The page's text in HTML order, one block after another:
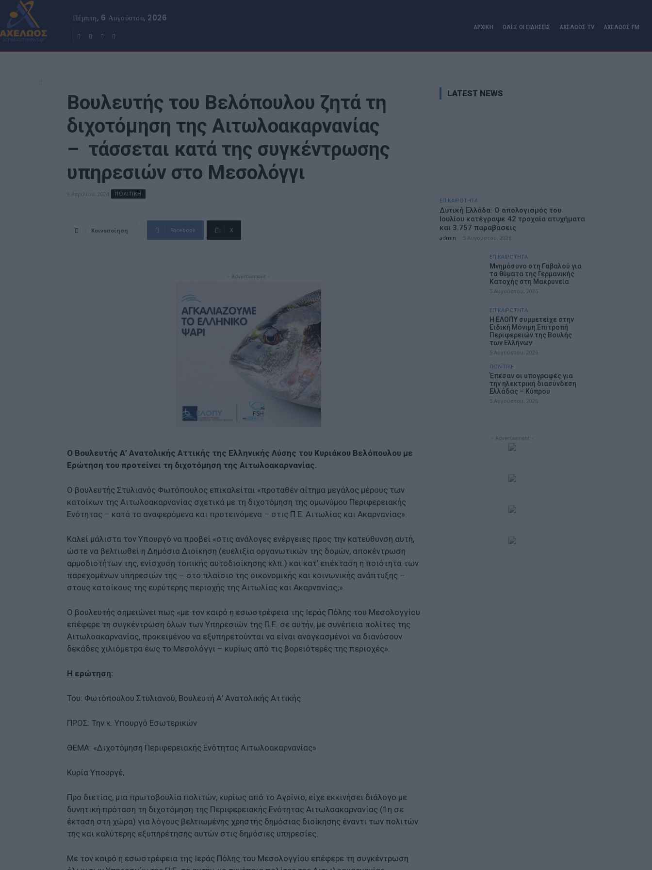
Πέμπτη, 6 Αυγούστου, 2026
ΑΡΧΙΚΗ ΟΛΕΣ ΟΙ ΕΙΔΗΣΕΙΣ ΑΧΕΛΩΟΣ TV ΑΧΕΛΩΟΣ FM
Βουλευτής του Βελόπουλου ζητά τη
διχοτόμηση της Αιτωλοακαρνανίας
– τάσσεται κατά της συγκέντρωσης
υπηρεσιών στο Μεσολόγγι
9 Απριλίου, 2024 ΠΟΛΙΤΙΚΗ
Κοινοποίηση Facebook X
- Advertisement -
O Βουλευτής Α’ Ανατολικής Αττικής της Ελληνικής Λύσης του Κυριάκου Βελόπουλου με
Ερώτηση του προτείνει τη διχοτόμηση της Αιτωλοακαρνανίας.
Ο βουλευτής Στυλιανός Φωτόπουλος επικαλείται «προταθέν αίτημα μεγάλος μέρους των
κατοίκων της Αιτωλοακαρνανίας σχετικά με τη διχοτόμηση της ομωνύμου Περιφερειακής
Ενότητας – κατά τα αναφερόμενα και προτεινόμενα – στις Π.Ε. Αιτωλίας και Ακαρνανίας».
Καλεί μάλιστα τον Υπουργό να προβεί «στις ανάλογες ενέργειες προς την κατεύθυνση αυτή,
ώστε να βελτιωθεί η Δημόσια Διοίκηση (ευελιξία οργανωτικών της δομών, αποκέντρωση
αρμοδιοτήτων της, ενίσχυση τοπικής αυτοδιοίκησης κλπ.) και κατ’ επέκταση η ποιότητα των
παρεχομένων υπηρεσιών της – στο πλαίσιο της οικονομικής και κοινωνικής ανάπτυξης –
στους κατοίκους της ευρύτερης περιοχής της Αιτωλίας και Ακαρνανίας;».
Ο βουλευτής σημειώνει πως «με τον καιρό η εσωστρέφεια της Ιεράς Πόλης του Μεσολογγίου
επέφερε τη συγκέντρωση όλων των Υπηρεσιών της Π.Ε. σε αυτήν, με συνέπεια πολίτες της
Αιτωλοακαρνανίας, προκειμένου να εξυπηρετούνται να είναι αναγκασμένοι να διανύσουν
δεκάδες χιλιόμετρα έως το Μεσολόγγι – κυρίως από τις βορειότερές της περιοχές».
Η ερώτηση:
Του: Φωτόπουλου Στυλιανού, Βουλευτή Α’ Ανατολικής Αττικής
ΠΡΟΣ: Την κ. Υπουργό Εσωτερικών
ΘΕΜΑ: «Διχοτόμηση Περιφερειακής Ενότητας Αιτωλοακαρνανίας»
Κυρία Υπουργέ,
Προ διετίας, μια πρωτοβουλία πολιτών, κυρίως από το Αγρίνιο, είχε εκκινήσει διάλογο με
δυνητική πρόταση τη διχοτόμηση της Περιφερειακής Ενότητας Αιτωλοακαρνανίας (1η σε
έκταση στη χώρα) για λόγους βελτιωμένης χρηστής δημόσιας διοίκησης έναντι των πολιτών
της και καλύτερης εξυπηρέτησης αυτών στις δημόσιες υπηρεσίες.
Με τον καιρό η εσωστρέφεια της Ιεράς Πόλης του Μεσολογγίου επέφερε τη συγκέντρωση
LATEST NEWS
ΕΠΙΚΑΙΡΟΤΗΤΑ
Δυτική Ελλάδα: Ο απολογισμός του
Ιουλίου κατέγραψε 42 τροχαία ατυχήματα
και 3.757 παραβάσεις
admin 5 Αυγούστου, 2026
ΕΠΙΚΑΙΡΟΤΗΤΑ
Mνημόσυνο στη Γαβαλού για
τα θύματα της Γερμανικής
Κατοχής στη Μακρυνεία
5 Αυγούστου, 2026
ΕΠΙΚΑΙΡΟΤΗΤΑ
Η ΕΛΟΠΥ συμμετείχε στην
Ειδική Μόνιμη Επιτροπή
Περιφερειών της Βουλής
των Ελλήνων
5 Αυγούστου, 2026
ΠΟΛΙΤΙΚΗ
Έπεσαν οι υπογραφές για
την ηλεκτρική διασύνδεση
Ελλάδας – Κύπρου
5 Αυγούστου, 2026
- Advertisement -